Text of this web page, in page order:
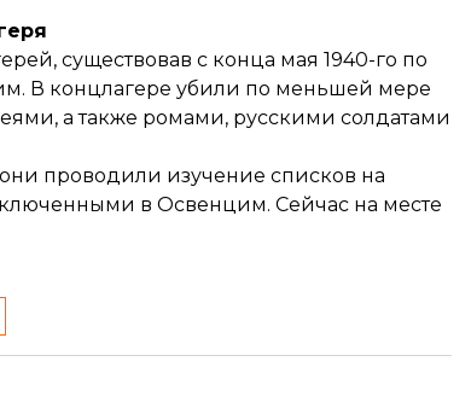
существовав с конца мая 1940-го по
В концлагере убили по меньшей мере
а также ромами, русскими солдатами
проводили изучение списков на
в Освенцим. Сейчас на месте